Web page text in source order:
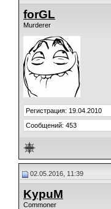
forGL
Murderer
Регистрация: 19.04.2010
Сообщений: 453
02.05.2016, 11:39
KypuM
Commoner